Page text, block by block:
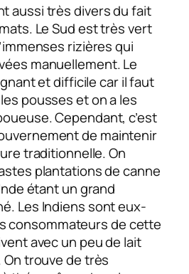
aussi très divers du fait
Le Sud est très vert
rizières qui
manuellement. Le
et difficile car il faut
pousses et on a les
Cependant, c’est
de maintenir
traditionnelle. On
plantations de canne
étant un grand
Les Indiens sont eux-
consommateurs de cette
avec un peu de lait
On trouve de très